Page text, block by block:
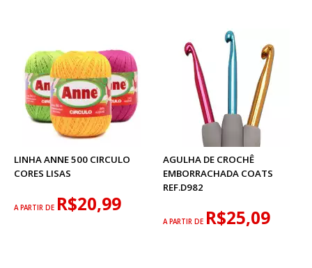
LINHA ANNE 500 CIRCULO
CORES LISAS
A PARTIR DE R$20,99
AGULHA DE CROCHÊ
EMBORRACHADA COATS
REF.D982
A PARTIR DE R$25,09